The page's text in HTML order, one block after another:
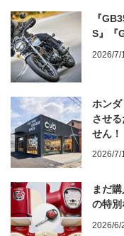
『
S』『
2026/7/
ホン
させ
せん！
2026/7/
まだ
の特別
2026/6/